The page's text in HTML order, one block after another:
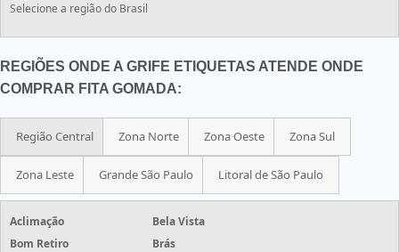
Selecione a região do Brasil
REGIÕES ONDE A GRIFE ETIQUETAS ATENDE ONDE
COMPRAR FITA GOMADA:
Região Central Zona Norte Zona Oeste Zona Sul
Zona Leste Grande São Paulo Litoral de São Paulo
Aclimação
Bela Vista
Bom Retiro
Brás